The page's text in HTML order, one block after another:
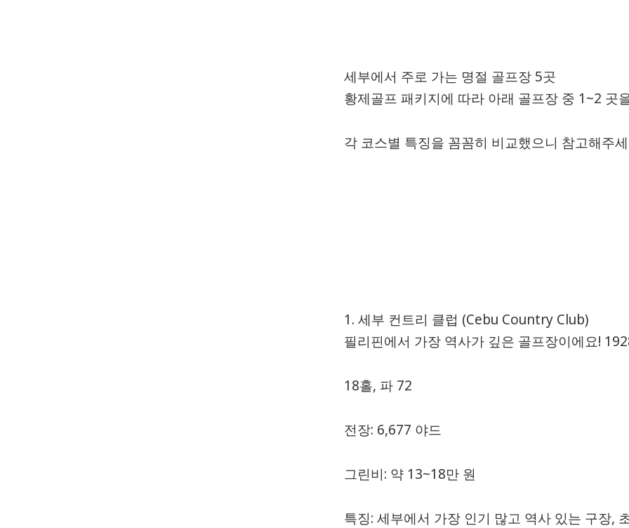
세부에서 주로 가는 명절 골프장 5곳
황제골프 패키지에 따라 아래 골프장 중 1~2 곳
각 코스별 특징을 꼼꼼히 비교했으니 참고해주
1. 세부 컨트리 클럽 (Cebu Country Club)
필리핀에서 가장 역사가 깊은 골프장이에요!
18홀, 파 72
전장: 6,677 야드
그린비: 약 13~18만 원
특징: 세부에서 가장 인기 많고 역사 있는 구장,